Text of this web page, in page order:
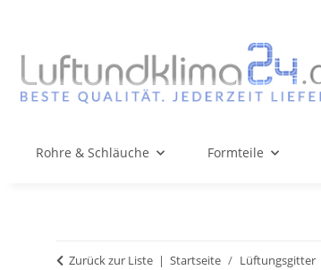
Rohre & Schläuche Formteile
Zurück zur Liste Startseite Lüftungsgitter